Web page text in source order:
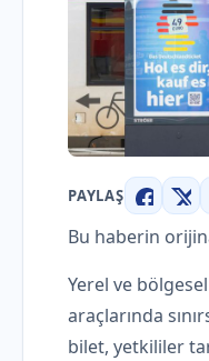
PAYLAŞ
X
Bu haberin
Yerel ve
araçlarında
bilet, yetkililer